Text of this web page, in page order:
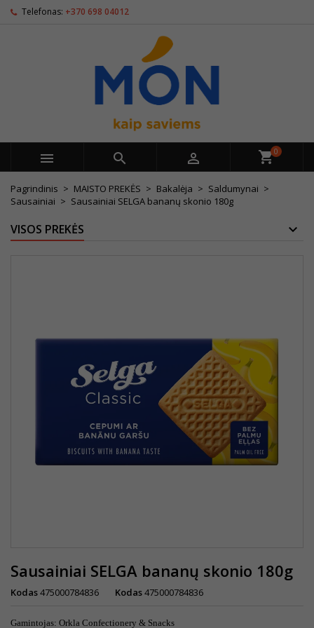
Telefonas: +370 698 04012
   0
Pagrindinis MAISTO PREKĖS Bakalėja
Saldumynai
Sausainiai
Sausainiai SELGA bananų skonio 180g
VISOS PREKĖS
Sausainiai SELGA bananų skonio 180g
Kodas475000784836 Kodas475000784836
Gamintojas: Orkla Confectionery & Snacks